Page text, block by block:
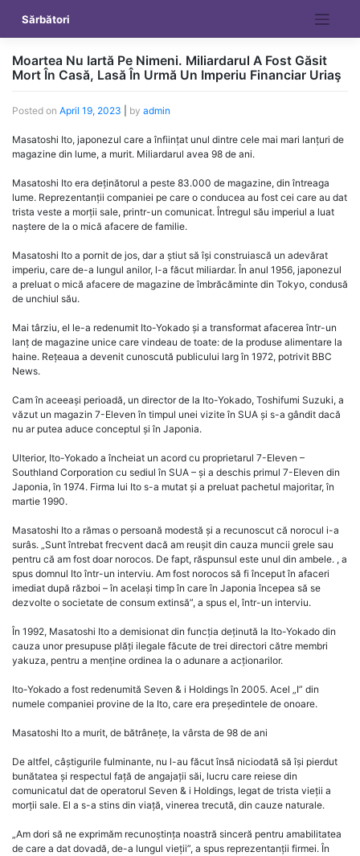
content
Sărbători
Moartea Nu Iartă Pe Nimeni. Miliardarul A Fost Găsit
Mort În Casă, Lasă În Urmă Un Imperiu Financiar Uriaş
Posted on April 19, 2023 by admin
Masatoshi Ito, japonezul care a înființat unul dintre cele mai mari lanțuri de
magazine din lume, a murit. Miliardarul avea 98 de ani.
Masatoshi Ito era deținătorul a peste 83.000 de magazine, din întreaga
lume. Reprezentanții companiei pe care o conducea au fost cei care au dat
trista veste a morții sale, printr-un comunicat. Întregul său imperiul a luat
naștere de la o mică afacere de familie.
Masatoshi Ito a pornit de jos, dar a știut să își construiască un adevărat
imperiu, care de-a lungul anilor, l-a făcut miliardar. În anul 1956, japonezul
a preluat o mică afacere de magazine de îmbrăcăminte din Tokyo, condusă
de unchiul său.
Mai târziu, el le-a redenumit Ito-Yokado și a transformat afacerea într-un
lanț de magazine unice care vindeau de toate: de la produse alimentare la
haine. Rețeaua a devenit cunoscută publicului larg în 1972, potrivit BBC
News.
Cam în aceeași perioadă, un director de la Ito-Yokado, Toshifumi Suzuki, a
văzut un magazin 7-Eleven în timpul unei vizite în SUA și s-a gândit dacă
nu ar putea aduce conceptul și în Japonia.
Ulterior, Ito-Yokado a încheiat un acord cu proprietarul 7-Eleven –
Southland Corporation cu sediul în SUA – și a deschis primul 7-Eleven din
Japonia, în 1974. Firma lui Ito s-a mutat și a preluat pachetul majoritar, în
martie 1990.
Masatoshi Ito a rămas o persoană modestă și a recunoscut că norocul i-a
surâs. „Sunt întrebat frecvent dacă am reușit din cauza muncii grele sau
pentru că am fost doar norocos. De fapt, răspunsul este unul din ambele. , a
spus domnul Ito într-un interviu. Am fost norocos să fi început în afaceri
imediat după război – în același timp în care în Japonia începea să se
dezvolte o societate de consum extinsă”, a spus el, într-un interviu.
În 1992, Masatoshi Ito a demisionat din funcția deținută la Ito-Yokado din
cauza unor presupuse plăți ilegale făcute de trei directori către membri
yakuza, pentru a menține ordinea la o adunare a acționarilor.
Ito-Yokado a fost redenumită Seven & i Holdings în 2005. Acel „I” din
numele companiei provine de la Ito, care era președintele de onoare.
Masatoshi Ito a murit, de bătrânețe, la vârsta de 98 de ani
De altfel, câștigurile fulminante, nu l-au făcut însă niciodată să își pierdut
bunătatea și respectul față de angajații săi, lucru care reiese din
comunicatul dat de operatorul Seven & i Holdings, legat de trista vieții a
morții sale. El a s-a stins din viață, vinerea trecută, din cauze naturale.
„Am dori să ne exprimăm recunoștința noastră sinceră pentru amabilitatea
de care a dat dovadă, de-a lungul vieții”, a spus reprezentanții firmei. În